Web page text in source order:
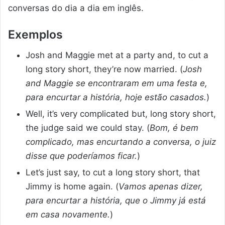
conversas do dia a dia em inglês.
Exemplos
Josh and Maggie met at a party and, to cut a
long story short, they’re now married. (Josh
and Maggie se encontraram em uma festa e,
para encurtar a história, hoje estão casados.)
Well, it’s very complicated but, long story short,
the judge said we could stay. (Bom, é bem
complicado, mas encurtando a conversa, o juiz
disse que poderíamos ficar.)
Let’s just say, to cut a long story short, that
Jimmy is home again. (Vamos apenas dizer,
para encurtar a história, que o Jimmy já está
em casa novamente.)